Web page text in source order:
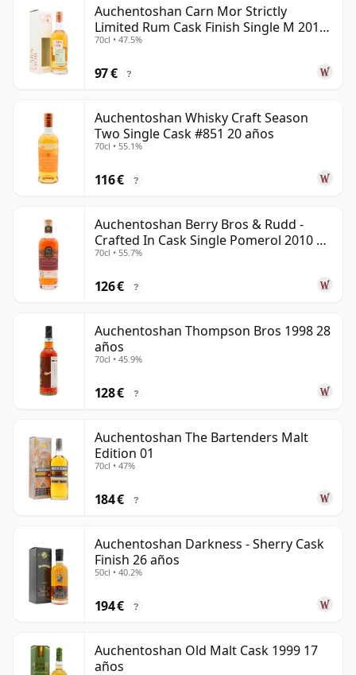
Auchentoshan Carn Mor Strictly
Limited Rum Cask Finish Single M 2011
9 años
70cl • 47.5%
97 € ?
Auchentoshan Whisky Craft Season
Two Single Cask #851 20 años
70cl • 55.1%
116 € ?
Auchentoshan Berry Bros & Rudd -
Crafted In Cask Single Pomerol 2010 15
años
70cl • 55.7%
126 € ?
Auchentoshan Thompson Bros 1998 28
años
70cl • 45.9%
128 € ?
Auchentoshan The Bartenders Malt
Edition 01
70cl • 47%
184 € ?
Auchentoshan Darkness - Sherry Cask
Finish 26 años
50cl • 40.2%
194 € ?
Auchentoshan Old Malt Cask 1999 17
años